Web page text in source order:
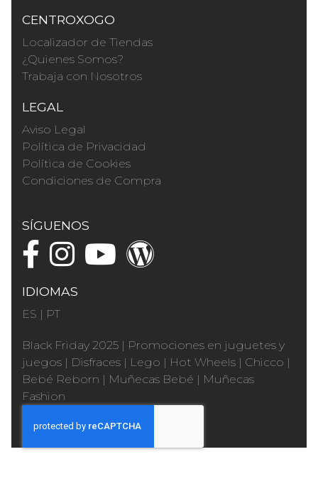
CENTROXOGO
Localizador de Tiendas
¿Quienes Somos?
Trabaja con Nosotros
LEGAL
Aviso Legal
Política de Privacidad
Política de Cookies
Condiciones de Compra
SÍGUENOS
IDIOMAS
ES | PT
Black Friday 2025 | Promociones en juguetes y
juegos | Disfraces | Lego | Hot Wheels | Chicco |
Bebé Reborn | Muñecas Bebé | Muñecas
Fashion